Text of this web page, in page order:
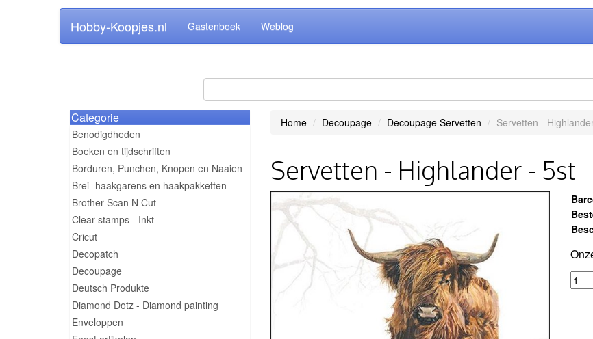
Hobby-Koopjes.nl Gastenboek Weblog
Categorie
Benodigdheden
Boeken en tijdschriften
Borduren, Punchen, Knopen en Naaien
Brei- haakgarens en haakpakketten
Brother Scan N Cut
Clear stamps - Inkt
Cricut
Decopatch
Decoupage
Deutsch Produkte
Diamond Dotz - Diamond painting
Enveloppen
Home Decoupage Decoupage Servetten Servetten -
Servetten - Highlander - 5st